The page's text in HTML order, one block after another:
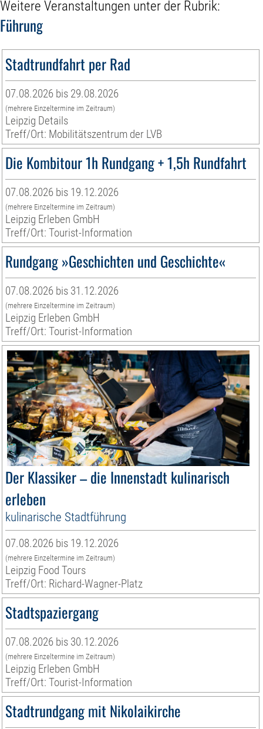
Weitere Veranstaltungen unter der Rubrik:
Führung
Stadtrundfahrt per Rad
07.08.2026 bis 29.08.2026
(mehrere Einzeltermine im Zeitraum)
Leipzig Details
Treff/Ort: Mobilitätszentrum der LVB
Die Kombitour 1h Rundgang + 1,5h Rundfahrt
07.08.2026 bis 19.12.2026
(mehrere Einzeltermine im Zeitraum)
Leipzig Erleben GmbH
Treff/Ort: Tourist-Information
Rundgang »Geschichten und Geschichte«
07.08.2026 bis 31.12.2026
(mehrere Einzeltermine im Zeitraum)
Leipzig Erleben GmbH
Treff/Ort: Tourist-Information
Der Klassiker – die Innenstadt kulinarisch
erleben
kulinarische Stadtführung
07.08.2026 bis 19.12.2026
(mehrere Einzeltermine im Zeitraum)
Leipzig Food Tours
Treff/Ort: Richard-Wagner-Platz
Stadtspaziergang
07.08.2026 bis 30.12.2026
(mehrere Einzeltermine im Zeitraum)
Leipzig Erleben GmbH
Treff/Ort: Tourist-Information
Stadtrundgang mit Nikolaikirche